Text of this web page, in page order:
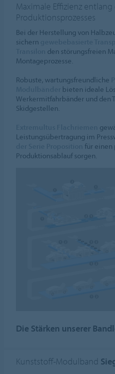
Maximale Effizienz
Produktionsprozesses
Bei der Herstellung von
sichern
den störungsfreien
Montageprozesse.
Robuste, wartungsfreundliche
bieten ideale
Werkermitfahrbänder und den
Skidgestellen.
Leistungsübertragung im
für einen
Produktionsablauf sorgen.
Die Stärken unserer
Kunststoff-Modulband